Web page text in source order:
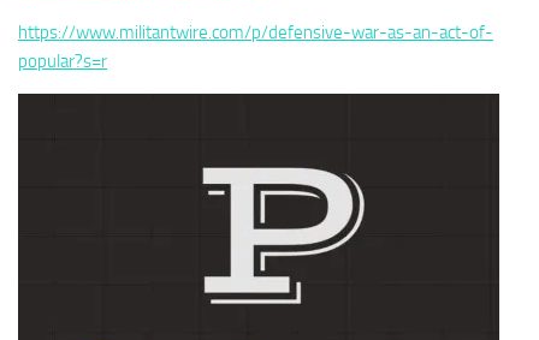
https://www.militantwire.com/p/defensive-war-as-an-act-of-
popular?s=r